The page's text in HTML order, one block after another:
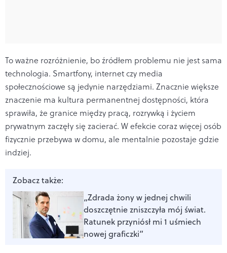
To ważne rozróżnienie, bo źródłem problemu nie jest sama
technologia. Smartfony, internet czy media
społecznościowe są jedynie narzędziami. Znacznie większe
znaczenie ma kultura permanentnej dostępności, która
sprawiła, że granice między pracą, rozrywką i życiem
prywatnym zaczęły się zacierać. W efekcie coraz więcej osób
fizycznie przebywa w domu, ale mentalnie pozostaje gdzie
indziej.
Zobacz także:
„Zdrada żony w jednej chwili
doszczętnie zniszczyła mój świat.
Ratunek przyniósł mi 1 uśmiech
nowej graficzki”